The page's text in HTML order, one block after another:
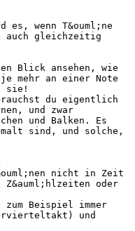
es, wenn T&ouml;ne
auch gleichzeitig
Blick ansehen, wie
mehr an einer Note
sie!
brauchst du eigentlich
und zwar
und Balken. Es
sind, und solche,
nicht in Zeit
oder
zum Beispiel immer
und